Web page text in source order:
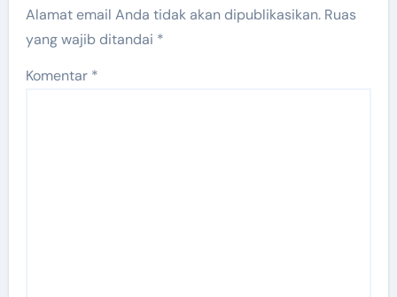
Alamat email Anda tidak akan dipublikasikan. Ruas
yang wajib ditandai *
Komentar *